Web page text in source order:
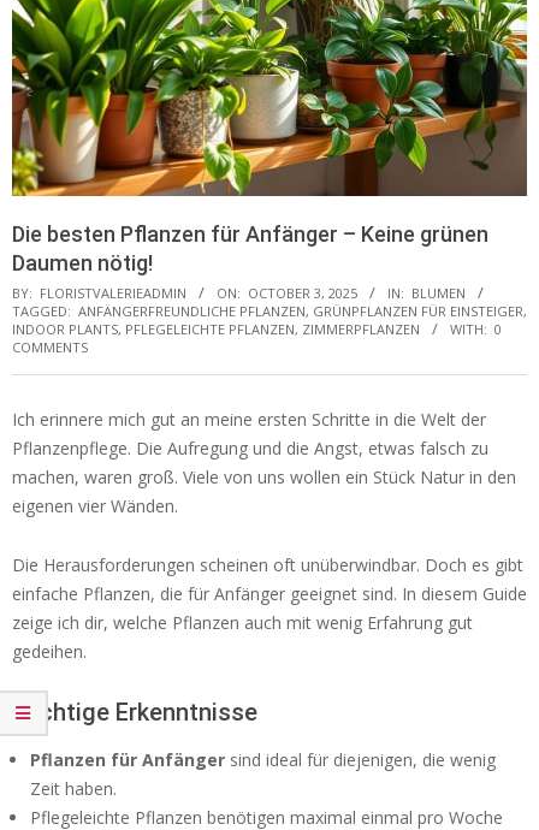
Die besten Pflanzen für Anfänger – Keine grünen
Daumen nötig!
BY: FLORISTVALERIEADMIN ON: OCTOBER 3, 2025 IN: BLUMEN
TAGGED: ANFÄNGERFREUNDLICHE PFLANZEN, GRÜNPFLANZEN FÜR EINSTEIGER,
INDOOR PLANTS, PFLEGELEICHTE PFLANZEN, ZIMMERPFLANZEN WITH: 0
COMMENTS
Ich erinnere mich gut an meine ersten Schritte in die Welt der
Pflanzenpflege. Die Aufregung und die Angst, etwas falsch zu
machen, waren groß. Viele von uns wollen ein Stück Natur in den
eigenen vier Wänden.
Die Herausforderungen scheinen oft unüberwindbar. Doch es gibt
einfache Pflanzen, die für Anfänger geeignet sind. In diesem Guide
zeige ich dir, welche Pflanzen auch mit wenig Erfahrung gut
gedeihen.
Wichtige Erkenntnisse
Pflanzen für Anfänger sind ideal für diejenigen, die wenig
Zeit haben.
Pflegeleichte Pflanzen benötigen maximal einmal pro Woche